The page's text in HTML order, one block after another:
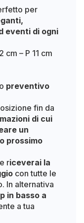
per
eventi di ogni
cm – P 11 cm
preventivo
fin da
di cui
un
prossimo
riceverai la
con tutte le
In alternativa
in basso a
a tua